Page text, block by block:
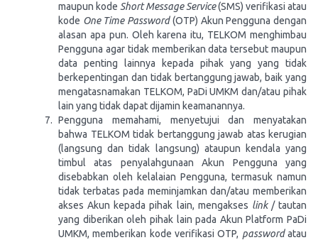
maupun kode Short Message Service(SMS) verifikasi atau
kode One Time Password(OTP) Akun Pengguna dengan
alasan apa pun. Oleh karena itu, TELKOM menghimbau
Pengguna agar tidak memberikan data tersebut maupun
data penting lainnya kepada pihak yang yang tidak
berkepentingan dan tidak bertanggung jawab, baik yang
mengatasnamakan TELKOM, PaDi UMKM dan/atau pihak
lain yang tidak dapat dijamin keamanannya.
Pengguna memahami, menyetujui dan menyatakan
bahwa TELKOM tidak bertanggung jawab atas kerugian
(langsung dan tidak langsung) ataupun kendala yang
timbul atas penyalahgunaan Akun Pengguna yang
disebabkan oleh kelalaian Pengguna, termasuk namun
tidak terbatas pada meminjamkan dan/atau memberikan
akses Akun kepada pihak lain, mengakses link / tautan
yang diberikan oleh pihak lain pada Akun Platform PaDi
UMKM, memberikan kode verifikasi OTP, passwordatau